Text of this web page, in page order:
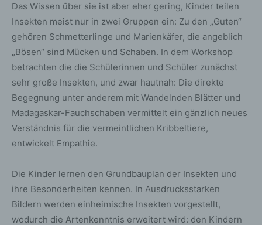
Das Wissen über sie ist aber eher gering, Kinder teilen
Insekten meist nur in zwei Gruppen ein: Zu den „Guten“
gehören Schmetterlinge und Marienkäfer, die angeblich
„Bösen“ sind Mücken und Schaben. In dem Workshop
betrachten die die Schülerinnen und Schüler zunächst
sehr große Insekten, und zwar hautnah: Die direkte
Begegnung unter anderem mit Wandelnden Blätter und
Madagaskar-Fauchschaben vermittelt ein gänzlich neues
Verständnis für die vermeintlichen Kribbeltiere,
entwickelt Empathie.
Die Kinder lernen den Grundbauplan der Insekten und
ihre Besonderheiten kennen. In Ausdrucksstarken
Bildern werden einheimische Insekten vorgestellt,
wodurch die Artenkenntnis erweitert wird: den Kindern